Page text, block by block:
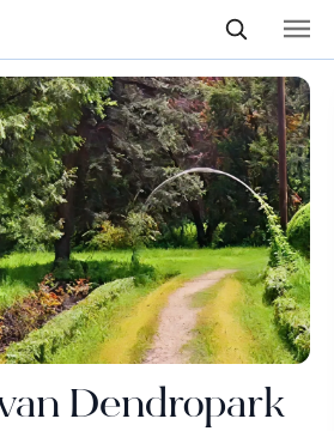
Dendropark